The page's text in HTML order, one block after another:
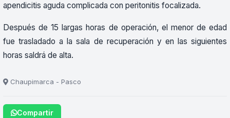
apendicitis aguda complicada con peritonitis focalizada.
Después de 15 largas horas de operación, el menor de edad
fue trasladado a la sala de recuperación y en las siguientes
horas saldrá de alta.
Chaupimarca - Pasco
Compartir